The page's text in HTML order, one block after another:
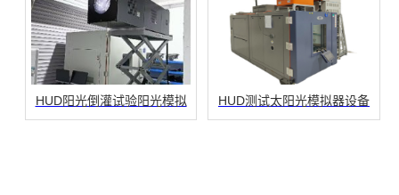
HUD阳光倒灌试验阳光模拟 HUD测试太阳光模拟器设备